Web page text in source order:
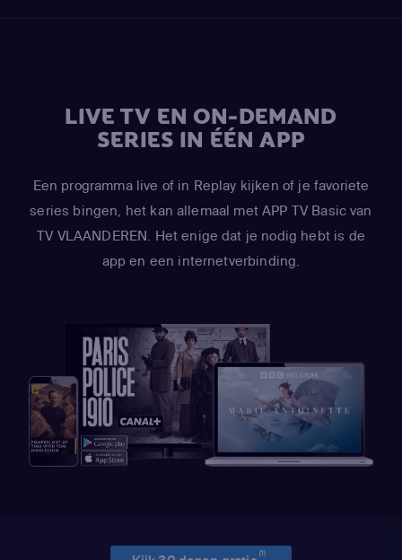
LIVE TV EN ON-DEMAND
SERIES IN ÉÉN APP
Een programma live of in Replay kijken of je favoriete
series bingen, het kan allemaal met APP TV Basic van
TV VLAANDEREN. Het enige dat je nodig hebt is de
app en een internetverbinding.
(1)